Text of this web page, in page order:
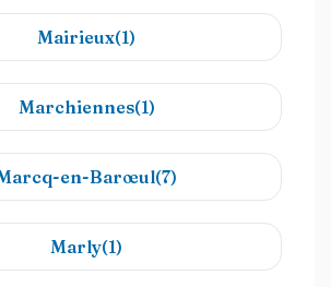
Mairieux(1)
Marchiennes(1)
en-Barœul(7)
Marly(1)